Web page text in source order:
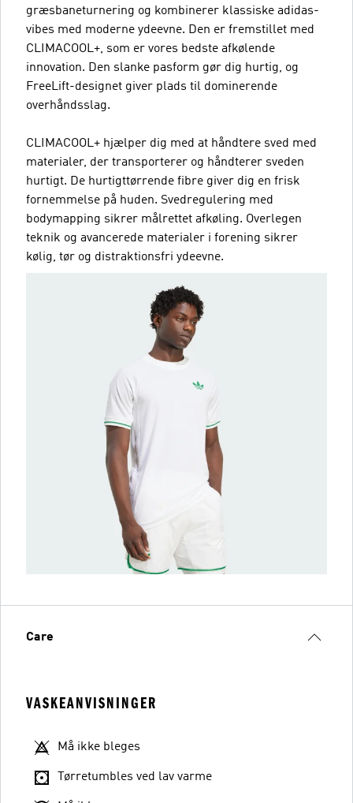
græsbaneturnering og kombinerer klassiske adidas-
vibes med moderne ydeevne. Den er fremstillet med
CLIMACOOL+, som er vores bedste afkølende
innovation. Den slanke pasform gør dig hurtig, og
FreeLift-designet giver plads til dominerende
overhåndsslag.
CLIMACOOL+ hjælper dig med at håndtere sved med
materialer, der transporterer og håndterer sveden
hurtigt. De hurtigttørrende fibre giver dig en frisk
fornemmelse på huden. Svedregulering med
bodymapping sikrer målrettet afkøling. Overlegen
teknik og avancerede materialer i forening sikrer
kølig, tør og distraktionsfri ydeevne.
Care
VASKEANVISNINGER
Må ikke bleges
Tørretumbles ved lav varme